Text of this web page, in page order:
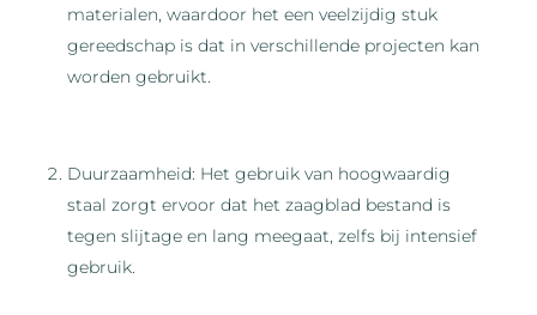
materialen, waardoor het een veelzijdig stuk
gereedschap is dat in verschillende projecten kan
worden gebruikt.
Duurzaamheid: Het gebruik van hoogwaardig
staal zorgt ervoor dat het zaagblad bestand is
tegen slijtage en lang meegaat, zelfs bij intensief
gebruik.